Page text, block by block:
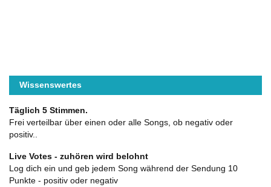
Wissenswertes
Täglich 5 Stimmen.
Frei verteilbar über einen oder alle Songs, ob negativ oder
positiv..
Live Votes - zuhören wird belohnt
Log dich ein und geb jedem Song während der Sendung 10
Punkte - positiv oder negativ